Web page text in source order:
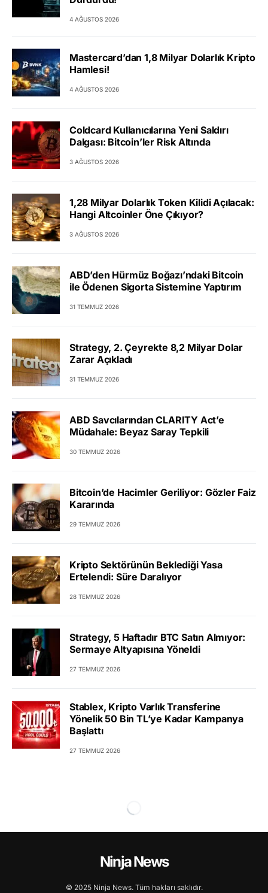
4 AĞUSTOS 2026
Mastercard’dan 1,8 Milyar Dolarlık Kripto
Hamlesi!
4 AĞUSTOS 2026
Coldcard Kullanıcılarına Yeni Saldırı
Dalgası: Bitcoin’ler Risk Altında
3 AĞUSTOS 2026
1,28 Milyar Dolarlık Token Kilidi Açılacak:
Hangi Altcoinler Öne Çıkıyor?
3 AĞUSTOS 2026
ABD’den Hürmüz Boğazı’ndaki Bitcoin
ile Ödenen Sigorta Sistemine Yaptırım
31 TEMMUZ 2026
Strategy, 2. Çeyrekte 8,2 Milyar Dolar
Zarar Açıkladı
31 TEMMUZ 2026
ABD Savcılarından CLARITY Act’e
Müdahale: Beyaz Saray Tepkili
30 TEMMUZ 2026
Bitcoin’de Hacimler Geriliyor: Gözler Faiz
Kararında
29 TEMMUZ 2026
Kripto Sektörünün Beklediği Yasa
Ertelendi: Süre Daralıyor
28 TEMMUZ 2026
Strategy, 5 Haftadır BTC Satın Almıyor:
Sermaye Altyapısına Yöneldi
27 TEMMUZ 2026
Stablex, Kripto Varlık Transferine
Yönelik 50 Bin TL’ye Kadar Kampanya
Başlattı
27 TEMMUZ 2026
Ninja News
© 2025 Ninja News. Tüm hakları saklıdır.